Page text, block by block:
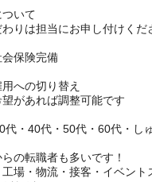
ついて
りは担当にお申し付けくだ
会保険完備
用への切り替え
があれば調整可能です
代・40代・50代・60代・し
の転職者も多いです！
場・物流・接客・イベン